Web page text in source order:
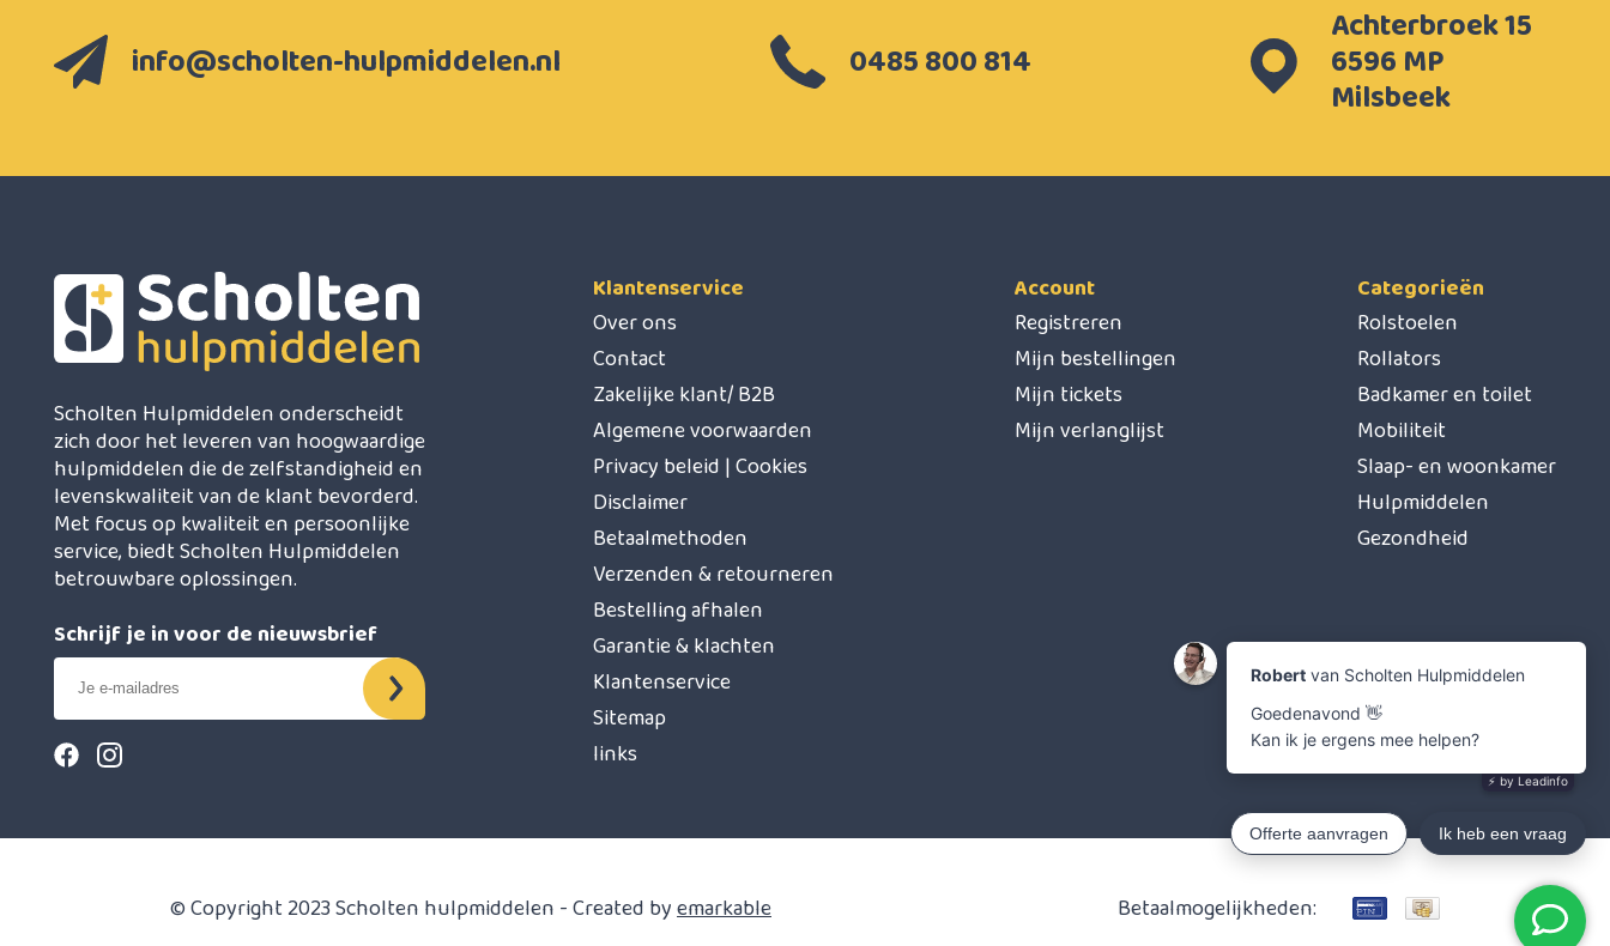
info@scholten-hulpmiddelen.nl 0485 800 814
Achterbroek 15
6596 MP
Milsbeek
Scholten Hulpmiddelen onderscheidt
zich door het leveren van hoogwaardige
hulpmiddelen die de zelfstandigheid en
levenskwaliteit van de klant bevorderd.
Met focus op kwaliteit en persoonlijke
service, biedt Scholten Hulpmiddelen
betrouwbare oplossingen.
Schrijf je in voor de nieuwsbrief
Klantenservice
Over ons
Contact
Zakelijke klant/ B2B
Algemene voorwaarden
Privacy beleid | Cookies
Disclaimer
Betaalmethoden
Verzenden & retourneren
Bestelling afhalen
Garantie & klachten
Klantenservice
Sitemap
links
Account
Registreren
Mijn bestellingen
Mijn tickets
Mijn verlanglijst
Categorieën
Rolstoelen
Rollators
Badkamer en toilet
Mobiliteit
Slaap- en woonkamer
Hulpmiddelen
Gezondheid
© Copyright 2023 Scholten hulpmiddelen - Created byemarkable Betaalmogelijkheden: